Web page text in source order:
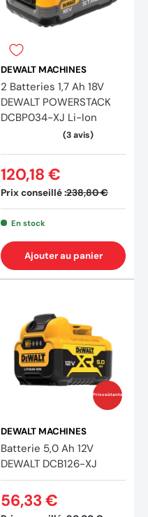
DEWALT MACHINES
2 Batteries 1,7 Ah 18V
DEWALT POWERSTACK
DCBP034-XJ Li-Ion
Prix conseillé :238,80 €
120,18 €
En stock
Ajouter au panier
Prix coûtants
DEWALT MACHINES
Batterie 5,0 Ah 12V
DEWALT DCB126-XJ
56,33 €